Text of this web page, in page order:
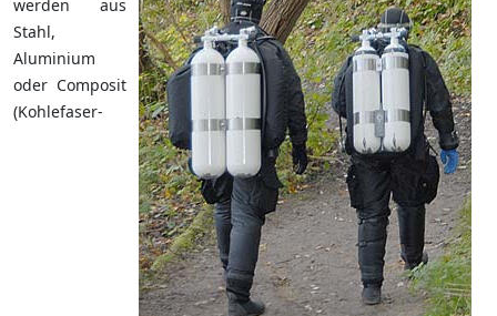
werden aus
Stahl,
Aluminium
oder Composit
(Kohlefaser-